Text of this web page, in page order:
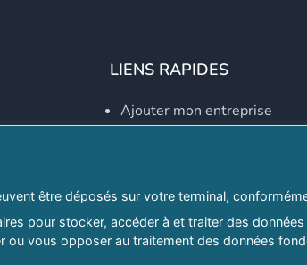
LIENS RAPIDES
Ajouter mon entreprise
Explorer par secteurs
Explorer par willayas
Le Guide D'Alger, guide-
être déposés sur votre terminal,
pour stocker, accéder à et traiter des
vous opposer au traitement des données